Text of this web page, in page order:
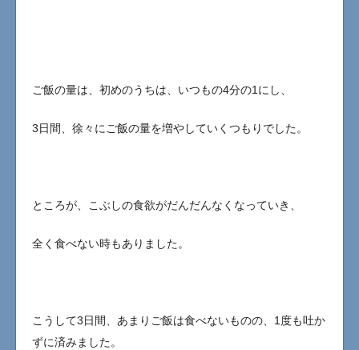
ご飯の量は、初めのうちは、いつもの4分の1にし、
3日間、徐々にご飯の量を増やしていくつもりでした。
ところが、こぶしの食欲がだんだんなくなっていき、
全く食べない時もありました。
こうして3日間、あまりご飯は食べないものの、1度も吐か
ずに済みました。